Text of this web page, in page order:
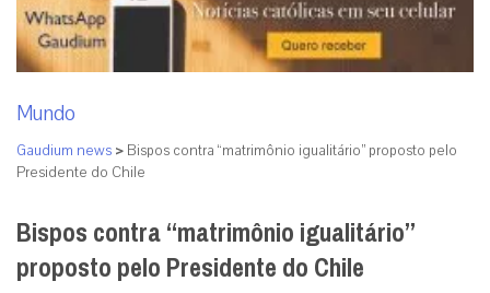
Mundo
Gaudium news > Bispos contra “matrimônio igualitário” proposto pelo
Presidente do Chile
Bispos contra “matrimônio igualitário”
proposto pelo Presidente do Chile